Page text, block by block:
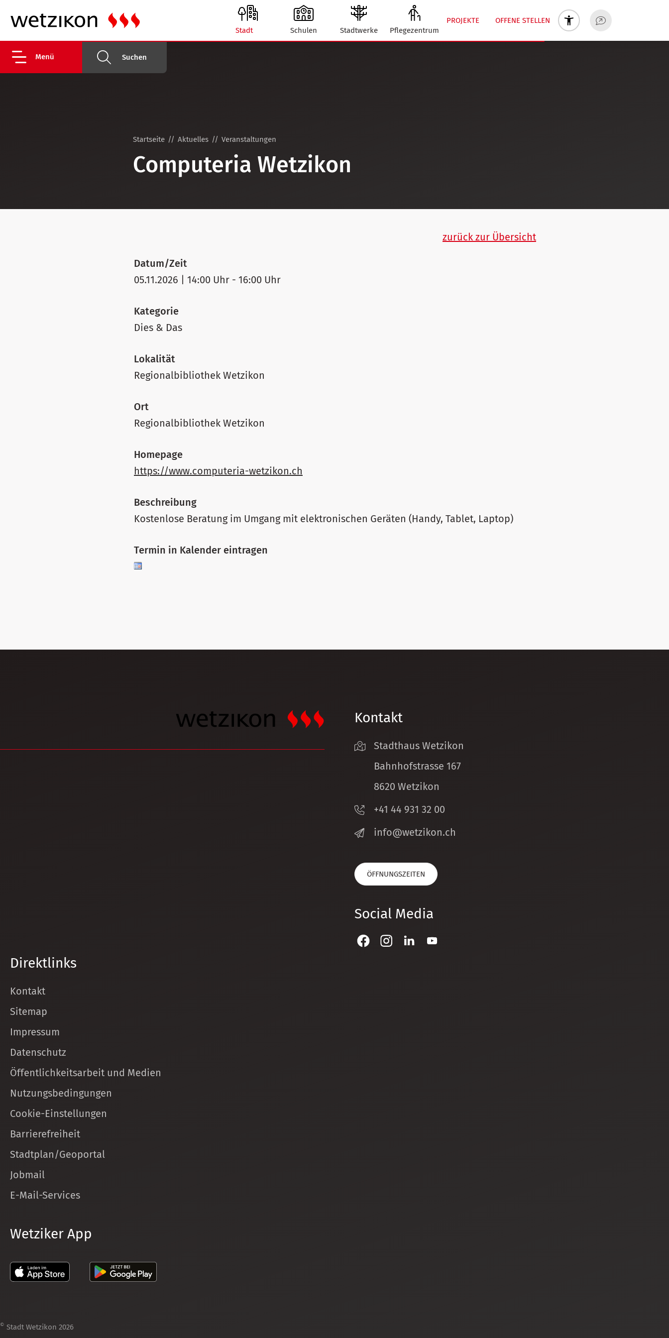
Menü Suchen
PROJEKTE
OFFENE STELLEN
Stadt
Schulen Stadtwerke Pflegezentrum
Startseite Aktuelles Veranstaltungen
Computeria Wetzikon
zurück zur Übersicht
Datum/Zeit
05.11.2026 | 14:00 Uhr - 16:00 Uhr
Kategorie
Dies & Das
Lokalität
Regionalbibliothek Wetzikon
Ort
Regionalbibliothek Wetzikon
Homepage
https://www.computeria-wetzikon.ch
Beschreibung
Kostenlose Beratung im Umgang mit elektronischen Geräten (Handy, Tablet, Laptop)
Termin in Kalender eintragen
Kontakt
Stadthaus Wetzikon
Bahnhofstrasse 167
8620 Wetzikon
+41 44 931 32 00
nf
w tz k n ch
ÖFFNUNGSZEITEN
Social Media
Direktlinks
Kontakt
Sitemap
Impressum
Datenschutz
Öffentlichkeitsarbeit und Medien
Nutzungsbedingungen
Cookie-Einstellungen
Barrierefreiheit
Stadtplan/Geoportal
Jobmail
E-Mail-Services
Wetziker App
© Stadt Wetzikon 2026